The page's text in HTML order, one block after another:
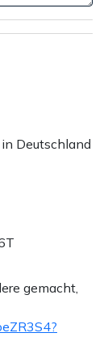
Deutschland
gemacht,